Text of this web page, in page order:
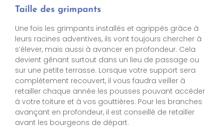
Taille des grimpants
Une fois les grimpants installés et agrippés grâce à
leurs racines adventives, ils vont toujours chercher à
s’élever, mais aussi à avancer en profondeur. Cela
devient gênant surtout dans un lieu de passage ou
sur une petite terrasse. Lorsque votre support sera
complètement recouvert, il vous faudra veiller à
retailler chaque année les pousses pouvant accéder
à votre toiture et à vos gouttières. Pour les branches
avançant en profondeur, il est conseillé de retailler
avant les bourgeons de départ.